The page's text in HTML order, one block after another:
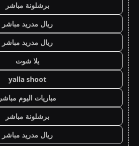
برشلونة مباشر
ريال مدريد مباشر
ريال مدريد مباشر
يلا شوت
yalla shoot
مباريات اليوم مباشر
برشلونة مباشر
ريال مدريد مباشر